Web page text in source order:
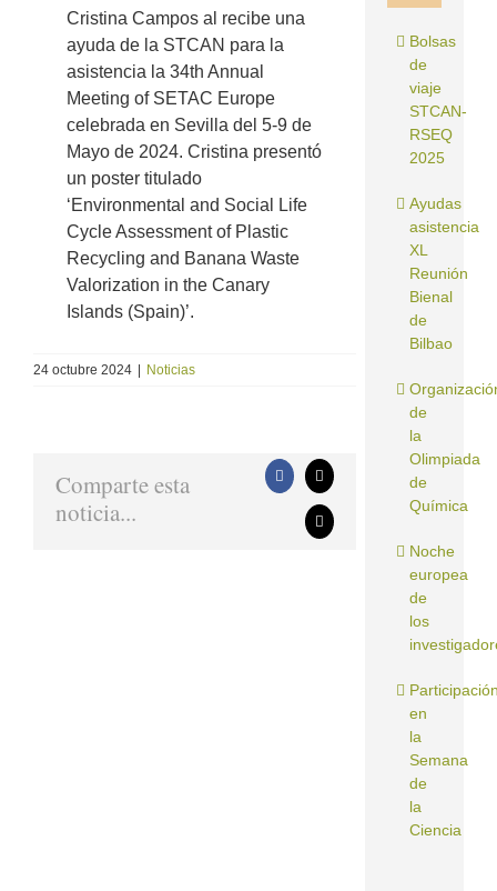
imagen
más
grande
Cristina Campos al recibe una
ayuda de la STCAN para la
asistencia la 34th Annual
Meeting of SETAC Europe
celebrada en Sevilla del 5-9 de
Mayo de 2024. Cristina presentó
un poster titulado
‘Environmental and Social Life
Cycle Assessment of Plastic
Recycling and Banana Waste
Valorization in the Canary
Islands (Spain)’.
24 octubre 2024 Noticias
Comparte esta
noticia...
Facebook
X
Correo
electrónico
Bolsas
de
viaje
STCAN-
RSEQ
2025
Ayudas
asistencia
XL
Reunión
Bienal
de
Bilbao
de
la
Olimpiada
de
Química
Noche
europea
de
los
en
la
Semana
de
la
Ciencia